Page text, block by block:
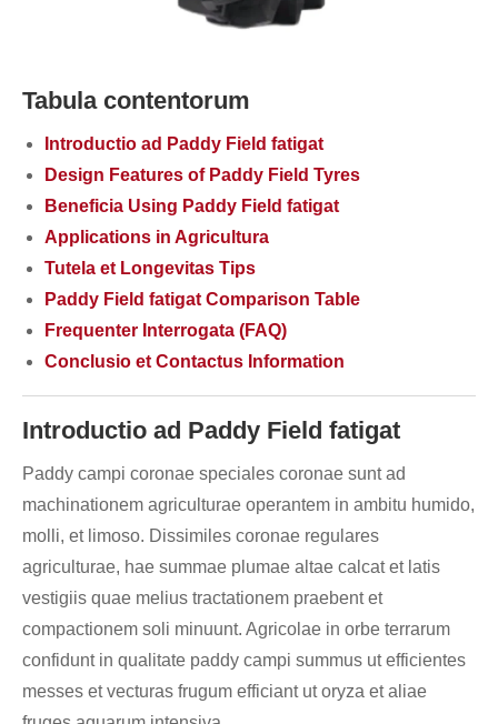
Tabula contentorum
Introductio ad Paddy Field fatigat
Design Features of Paddy Field Tyres
Beneficia Using Paddy Field fatigat
Applications in Agricultura
Tutela et Longevitas Tips
Paddy Field fatigat Comparison Table
Frequenter Interrogata (FAQ)
Conclusio et Contactus Information
Introductio ad Paddy Field fatigat
Paddy campi coronae speciales coronae sunt ad
machinationem agriculturae operantem in ambitu humido,
molli, et limoso. Dissimiles coronae regulares
agriculturae, hae summae plumae altae calcat et latis
vestigiis quae melius tractationem praebent et
compactionem soli minuunt. Agricolae in orbe terrarum
confidunt in qualitate paddy campi summus ut efficientes
messes et vecturas frugum efficiant ut oryza et aliae